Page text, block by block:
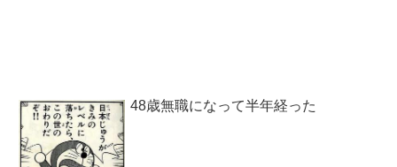
48歳無職になって半年経った